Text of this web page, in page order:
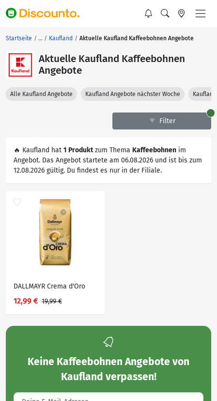
Startseite Kaufland Aktuelle Kaufland Kaffeebohnen Angebote
Aktuelle Kaufland Kaffeebohnen
Angebote
Alle Kaufland Angebote Kaufland Angebote nächster Woche
Filter
🔥 Kaufland hat 1 Produktzum Thema Kaffeebohnen im
Angebot. Das Angebot startete am 06.08.2026 und ist bis zum
12.08.2026 gültig. Du findest es nur in der Filiale.
DALLMAYR Crema d'Oro
12,99 € 19,99 €
Keine Kaffeebohnen Angebote von
Kaufland verpassen!